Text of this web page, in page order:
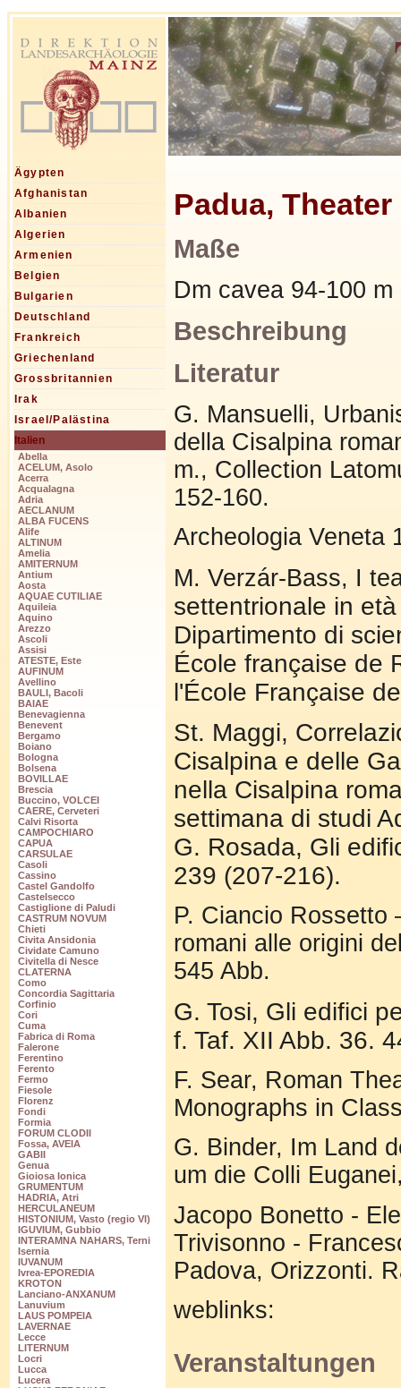
Ägypten
Afghanistan
Albanien
Algerien
Armenien
Belgien
Bulgarien
Deutschland
Frankreich
Griechenland
Grossbritannien
Irak
Israel/Palästina
Italien
Abella
ACELUM, Asolo
Acerra
Acqualagna
Adria
AECLANUM
ALBA FUCENS
Alife
ALTINUM
Amelia
AMITERNUM
Antium
Aosta
AQUAE CUTILIAE
Aquileia
Aquino
Arezzo
Ascoli
Assisi
ATESTE, Este
AUFINUM
Avellino
BAULI, Bacoli
BAIAE
Benevagienna
Benevent
Bergamo
Boiano
Bologna
Bolsena
BOVILLAE
Brescia
Buccino, VOLCEI
CAERE, Cerveteri
Calvi Risorta
CAMPOCHIARO
CAPUA
CARSULAE
Casoli
Cassino
Castel Gandolfo
Castelsecco
Castiglione di Paludi
CASTRUM NOVUM
Chieti
Civita Ansidonia
Cividate Camuno
Civitella di Nesce
CLATERNA
Como
Concordia Sagittaria
Corfinio
Cori
Cuma
Fabrica di Roma
Falerone
Ferentino
Ferento
Fermo
Fiesole
Florenz
Fondi
Formia
FORUM CLODII
Fossa, AVEIA
GABII
Genua
Gioiosa Ionica
GRUMENTUM
HADRIA, Atri
HERCULANEUM
HISTONIUM, Vasto (regio VI)
IGUVIUM, Gubbio
INTERAMNA NAHARS, Terni
Isernia
IUVANUM
Ivrea-EPOREDIA
KROTON
Lanciano-ANXANUM
Lanuvium
LAUS POMPEIA
LAVERNAE
Lecce
LITERNUM
Locri
Lucca
Lucera
Padua, Theater
Maße
Dm cavea 94-100 m
Beschreibung
Literatur
G. Mansuelli,
della Cisalpina
m., Collection
152-160.
Archeologia Veneta
M. Verzár-Bass, I
settentrionale in
Dipartimento di
École française de
l'École Française
St. Maggi,
Cisalpina e delle
nella Cisalpina
settimana di studi
G. Rosada, Gli
239 (207-216).
P. Ciancio Rossetto
romani alle origini
545 Abb.
G. Tosi, Gli edifici
f. Taf. XII Abb. 36.
F. Sear, Roman
Monographs in
G. Binder, Im Land
um die Colli
Jacopo Bonetto -
Trivisonno -
Padova, Orizzonti.
weblinks:
Veranstaltungen